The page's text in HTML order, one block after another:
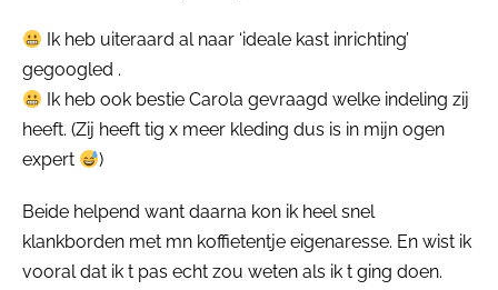
Ik heb uiteraard al naar ‘ideale kast inrichting’
gegoogled .
Ik heb ook bestie Carola gevraagd welke indeling zij
heeft. (Zij heeft tig x meer kleding dus is in mijn ogen
expert
)
Beide helpend want daarna kon ik heel snel
klankborden met mn koffietentje eigenaresse. En wist ik
vooral dat ik t pas echt zou weten als ik t ging doen.